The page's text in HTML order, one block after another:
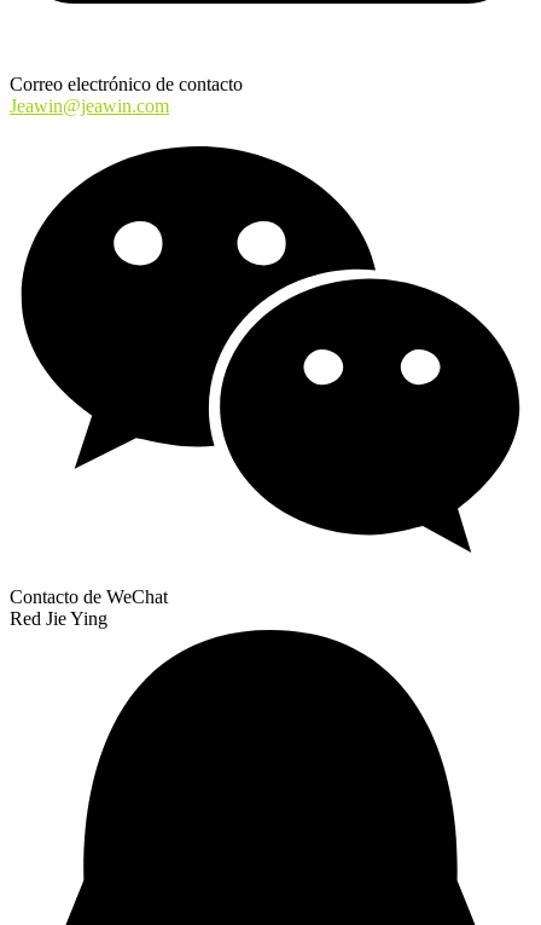
Correo electrónico de contacto
Jeawin@jeawin.com
Contacto de WeChat
Red Jie Ying